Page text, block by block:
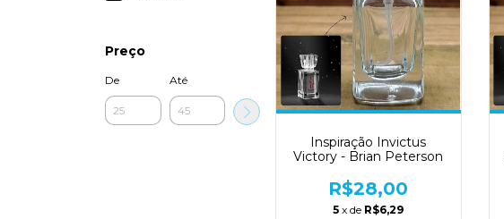
Preço
De Até
Inspiração Invictus
Victory - Brian Peterson
R$28,00
5 x de R$6,29